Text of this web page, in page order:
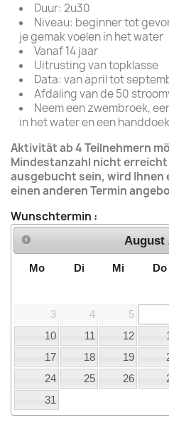
Duur: 2u30
Niveau: beginner tot
je gemak voelen in het water
Vanaf 14 jaar
Uitrusting van topklasse
Data: van april tot
Afdaling van de 50
Neem een zwembroek,
in het water en een
Aktivität ab 4 Teilnehmern
Mindestanzahl nicht
ausgebucht sein, wird Ihnen
einen anderen Termin
Wunschtermin :
August
Mo Di Mi Do
3
4 5
10
11 12
17
18 19
24
25 26
31